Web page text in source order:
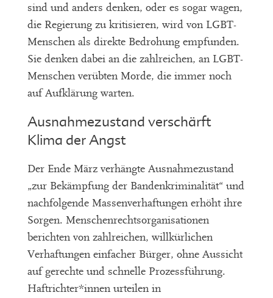
sind und anders denken, oder es sogar wagen,
die Regierung zu kritisieren, wird von LGBT-
Menschen als direkte Bedrohung empfunden.
Sie denken dabei an die zahlreichen, an LGBT-
Menschen verübten Morde, die immer noch
auf Aufklärung warten.
Ausnahmezustand verschärft
Klima der Angst
Der Ende März verhängte Ausnahmezustand
„zur Bekämpfung der Bandenkriminalität“ und
nachfolgende Massenverhaftungen erhöht ihre
Sorgen. Menschenrechtsorganisationen
berichten von zahlreichen, willkürlichen
Verhaftungen einfacher Bürger, ohne Aussicht
auf gerechte und schnelle Prozessführung.
Haftrichter*innen urteilen in